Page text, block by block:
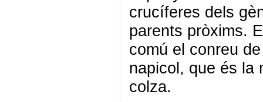
crucíferes dels
parents pròxims.
comú el conreu
napicol, que és la
colza.